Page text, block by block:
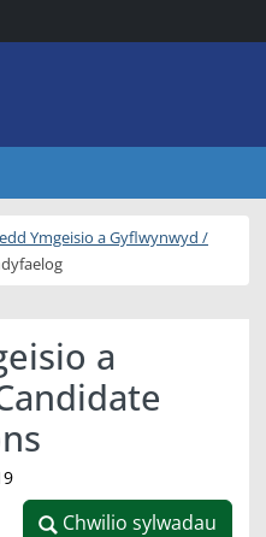
Ymgeisio a Gyflwynwyd /
a
Chwilio sylwadau
Chwilio sylwadau